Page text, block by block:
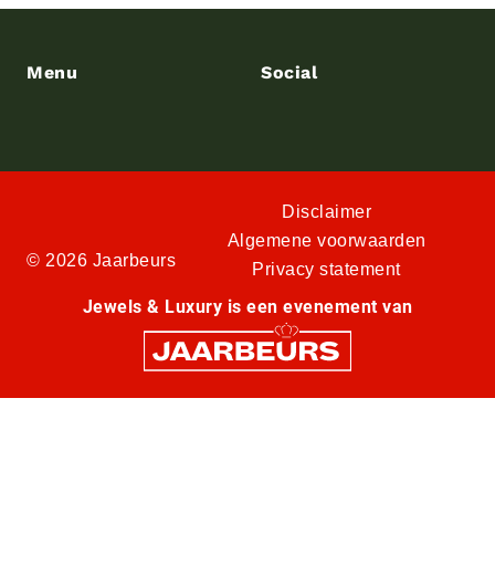
Menu Social
© 2026 Jaarbeurs
Disclaimer
Algemene voorwaarden
Privacy statement
Jewels & Luxury is een evenement van